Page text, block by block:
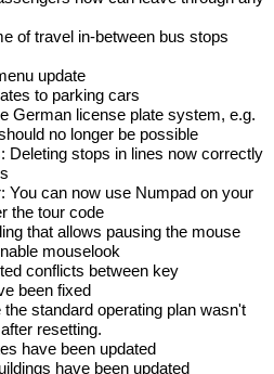
of travel in-between bus stops
update
to parking cars
German license plate system, e.g.
no longer be possible
Deleting stops in lines now correctly
You can now use Numpad on your
the tour code
that allows pausing the mouse
mouselook
conflicts between key
been fixed
the standard operating plan wasn't
resetting.
have been updated
have been updated